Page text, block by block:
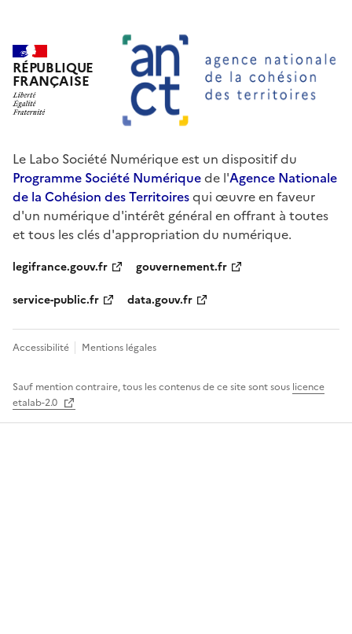
RÉPUBLIQUE
FRANÇAISE
Le Labo Société Numérique est un dispositif du
Programme Société Numériquede l'Agence Nationale
de la Cohésion des Territoiresqui œuvre en faveur
d'un numérique d'intérêt général en offrant à toutes
et tous les clés d'appropriation du numérique.
legifrance.gouv.fr
gouvernement.fr
service-public.fr
data.gouv.fr
Accessibilité Mentions légales
Sauf mention contraire, tous les contenus de ce site sont sous licence
etalab-2.0